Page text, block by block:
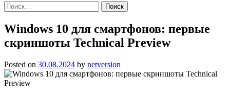
Найти:
Windows 10 для смартфонов: первые
скриншоты Technical Preview
Posted on 30.08.2024 by netversion